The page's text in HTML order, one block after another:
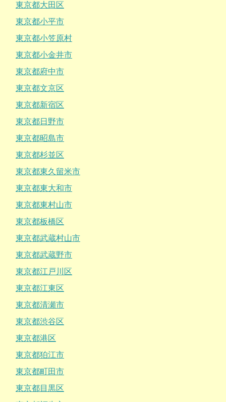
東京都大田区
東京都小平市
東京都小笠原村
東京都小金井市
東京都府中市
東京都文京区
東京都新宿区
東京都日野市
東京都昭島市
東京都杉並区
東京都東久留米市
東京都東大和市
東京都東村山市
東京都板橋区
東京都武蔵村山市
東京都武蔵野市
東京都江戸川区
東京都江東区
東京都清瀬市
東京都渋谷区
東京都港区
東京都狛江市
東京都町田市
東京都目黒区